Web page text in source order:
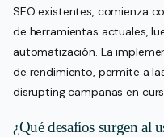
SEO existentes, comienza
de herramientas actuales,
automatización. La
de rendimiento, permite a
disrupting campañas en
¿Qué desafíos surgen al